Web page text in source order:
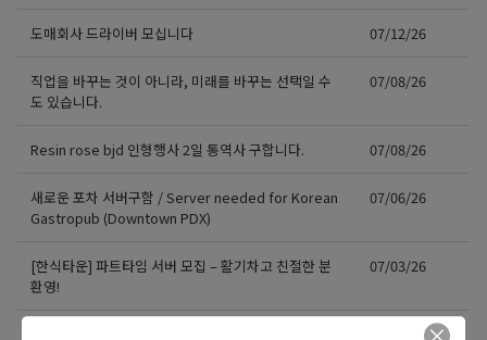
도매회사 드라이버 모십니다 07/12/26
직업을 바꾸는 것이 아니라, 미래를 바꾸는 선택일 수
도 있습니다.
07/08/26
Resin rose bjd 인형행사 2일 통역사 구합니다. 07/08/26
새로운 포차 서버구함 / Server needed for Korean
Gastropub (Downtown PDX)
07/06/26
[한식타운] 파트타임 서버 모집 – 활기차고 친절한 분
환영!
07/03/26
07/02/26